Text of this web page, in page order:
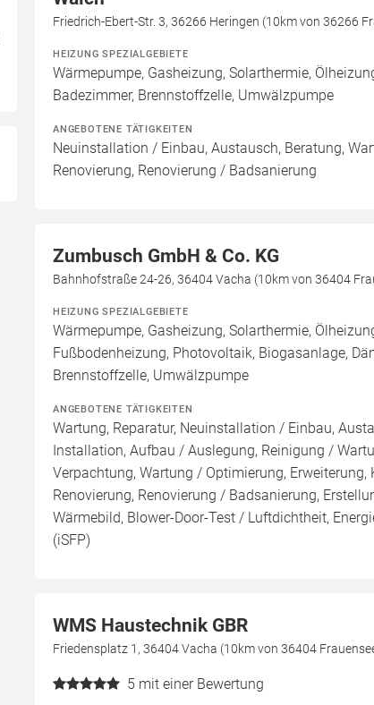
Friedrich-Ebert-Str. 3, 36266 Heringen (10km von 36266
HEIZUNG SPEZIALGEBIETE
Wärmepumpe, Gasheizung, Solarthermie,
Badezimmer, Brennstoffzelle, Umwälzpumpe
ANGEBOTENE TÄTIGKEITEN
Neuinstallation / Einbau, Austausch, Beratung,
Renovierung, Renovierung / Badsanierung
Zumbusch GmbH & Co. KG
Bahnhofstraße 24-26, 36404 Vacha (10km von 36404
HEIZUNG SPEZIALGEBIETE
Wärmepumpe, Gasheizung, Solarthermie,
Fußbodenheizung, Photovoltaik, Biogasanlage,
Brennstoffzelle, Umwälzpumpe
ANGEBOTENE TÄTIGKEITEN
Wartung, Reparatur, Neuinstallation / Einbau,
Installation, Aufbau / Auslegung, Reinigung /
Verpachtung, Wartung / Optimierung,
Renovierung, Renovierung / Badsanierung,
Wärmebild, Blower-Door-Test / Luftdichtheit,
(iSFP)
WMS Haustechnik GBR
Friedensplatz 1, 36404 Vacha (10km von 36404
5 mit einer Bewertung